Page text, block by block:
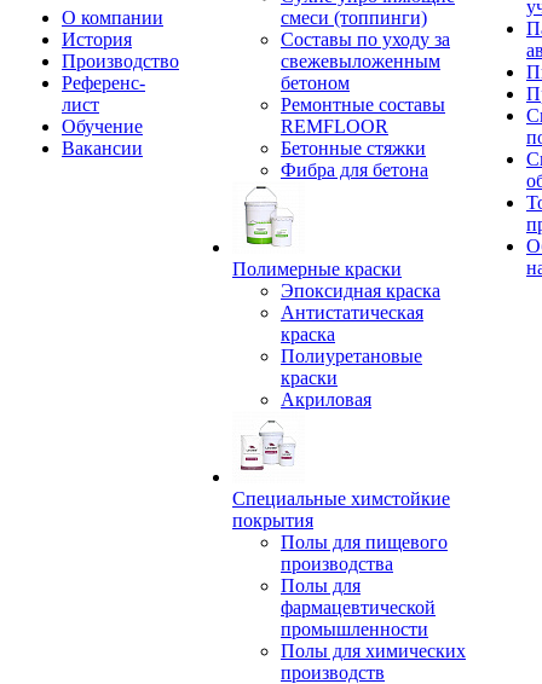
О компании
История
Производство
Референс-
лист
Обучение
Вакансии
смеси (топпинги)
Составы по уходу за
свежевыложенным
бетоном
Ремонтные составы
REMFLOOR
Бетонные стяжки
Фибра для бетона
Полимерные краски
Эпоксидная краска
Антистатическая
краска
Полиуретановые
краски
Акриловая
Специальные химстойкие
покрытия
Полы для пищевого
производства
Полы для
фармацевтической
промышленности
Полы для химических
производств